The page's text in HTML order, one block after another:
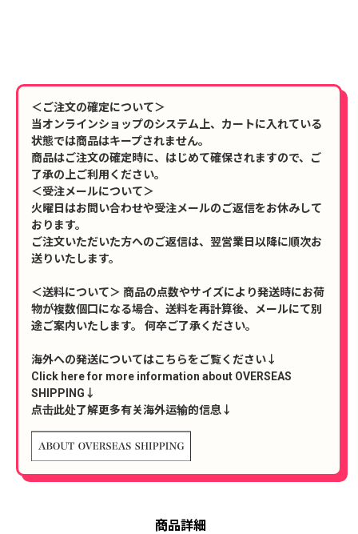
＜ご注文の確定について＞
当オンラインショップのシステム上、カートに入れている
状態では商品はキープされません。
商品はご注文の確定時に、はじめて確保されますので、ご
了承の上ご利用ください。
＜受注メールについて＞
火曜日はお問い合わせや受注メールのご返信をお休みして
おります。
ご注文いただいた方へのご返信は、翌営業日以降に順次お
送りいたします。
＜送料について＞ 商品の点数やサイズにより発送時にお荷
物が複数個口になる場合、送料を再計算後、メールにて別
途ご案内いたします。 何卒ご了承ください。
海外への発送についてはこちらをご覧ください↓
Click here for more information about OVERSEAS
SHIPPING↓
点击此处了解更多有关海外运输的信息↓
商品詳細